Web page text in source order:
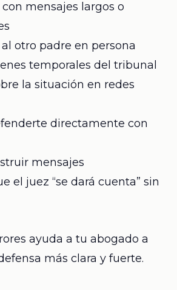
mensajes largos o
otro padre en persona
temporales del tribunal
la situación en redes
directamente con
mensajes
el juez “se dará cuenta” sin
ayuda a tu abogado a
más clara y fuerte.